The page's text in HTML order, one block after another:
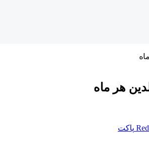
پاکت